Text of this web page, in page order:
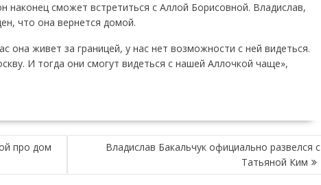
наконец сможет встретиться с Аллой Борисовной. Владислав,
что она вернется домой.
она живет за границей, у нас нет возможности с ней видеться.
И тогда они смогут видеться с нашей Аллочкой чаще»,
про дом
Владислав Бакальчук официально развелся с
Татьяной Ким